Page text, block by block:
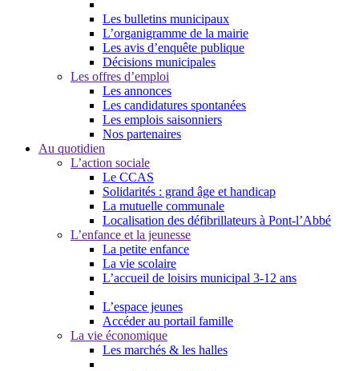
Les bulletins municipaux
L’organigramme de la mairie
Les avis d’enquête publique
Décisions municipales
Les offres d’emploi
Les annonces
Les candidatures spontanées
Les emplois saisonniers
Nos partenaires
Au quotidien
L’action sociale
Le CCAS
Solidarités : grand âge et handicap
La mutuelle communale
Localisation des défibrillateurs à Pont-l’Abbé
L’enfance et la jeunesse
La petite enfance
La vie scolaire
L’accueil de loisirs municipal 3-12 ans
L’espace jeunes
Accéder au portail famille
La vie économique
Les marchés & les halles